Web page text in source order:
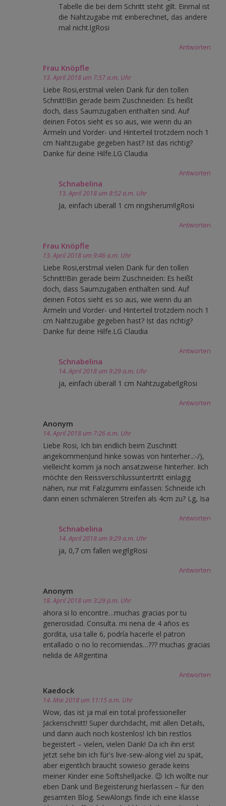
Tabelle die bei dem Schritt steht gilt. Einmal ist
die Nahtzugabe mit einberechnet, das andere
mal nicht.lgRosi
Antworten
Frau Knöpfle
13. April 2018 um 7:57 a.m. Uhr
Liebe Rosi,erstmal vielen Dank für den tollen
Schnitt!Bin gerade beim Zuschneiden: Es heißt
doch, dass Saumzugaben enthalten sind. Auf
deinen Fotos sieht es so aus, wie wenn du an
Ärmeln und Vorder- und Hinterteil trotzdem noch 1
cm Nahtzugabe gegeben hast? Ist das richtig?
Danke für deine Hilfe.LG Claudia
Antworten
Schnabelina
13. April 2018 um 8:52 a.m. Uhr
Ja, einfach überall 1 cm ringsherum!lgRosi
Antworten
Frau Knöpfle
13. April 2018 um 9:46 a.m. Uhr
Liebe Rosi,erstmal vielen Dank für den tollen
Schnitt!Bin gerade beim Zuschneiden: Es heißt
doch, dass Saumzugaben enthalten sind. Auf
deinen Fotos sieht es so aus, wie wenn du an
Ärmeln und Vorder- und Hinterteil trotzdem noch 1
cm Nahtzugabe gegeben hast? Ist das richtig?
Danke für deine Hilfe.LG Claudia
Antworten
Schnabelina
14. April 2018 um 9:29 a.m. Uhr
ja, einfach überall 1 cm Nahtzugabe!lgRosi
Antworten
Anonym
14. April 2018 um 7:26 a.m. Uhr
Liebe Rosi, Ich bin endlich beim Zuschnitt
angekommen(und hinke sowas von hinterher..:-/),
vielleicht komm ja noch ansatzweise hinterher. Iich
möchte den Reissverschlussuntertritt einlagig
nähen, nur mit Falzgummi einfassen: Schneide ich
dann einen schmäleren Streifen als 4cm zu? Lg, Isa
Antworten
Schnabelina
14. April 2018 um 9:29 a.m. Uhr
ja, 0,7 cm fallen weg!lgRosi
Antworten
Anonym
18. April 2018 um 3:29 p.m. Uhr
ahora si lo encontre…muchas gracias por tu
generosidad. Consulta. mi nena de 4 años es
gordita, usa talle 6, podría hacerle el patron
entallado o no lo recomiendas…??? muchas gracias
nelida de ARgentina
Antworten
Kaedock
14. Mai 2018 um 11:15 a.m. Uhr
Wow, das ist ja mal ein total professioneller
Jackenschnitt! Super durchdacht, mit allen Details,
und dann auch noch kostenlos! Ich bin restlos
begeistert – vielen, vielen Dank! Da ich ihn erst
jetzt sehe bin ich für's live-sew-along viel zu spät,
aber eigentlich braucht sowieso gerade keins
meiner Kinder eine Softshelljacke. 😉 Ich wollte nur
eben Dank und Begeisterung hierlassen – für den
gesamten Blog. SewAlongs finde ich eine klasse